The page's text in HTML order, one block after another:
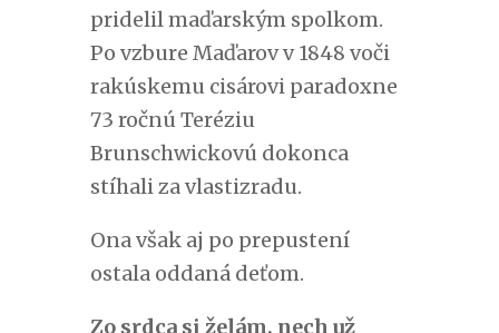
pridelil maďarským spolkom.
Po vzbure Maďarov v 1848 voči
rakúskemu cisárovi paradoxne
73 ročnú Teréziu
Brunschwickovú dokonca
stíhali za vlastizradu.
Ona však aj po prepustení
ostala oddaná deťom.
Zo srdca si želám, nech už